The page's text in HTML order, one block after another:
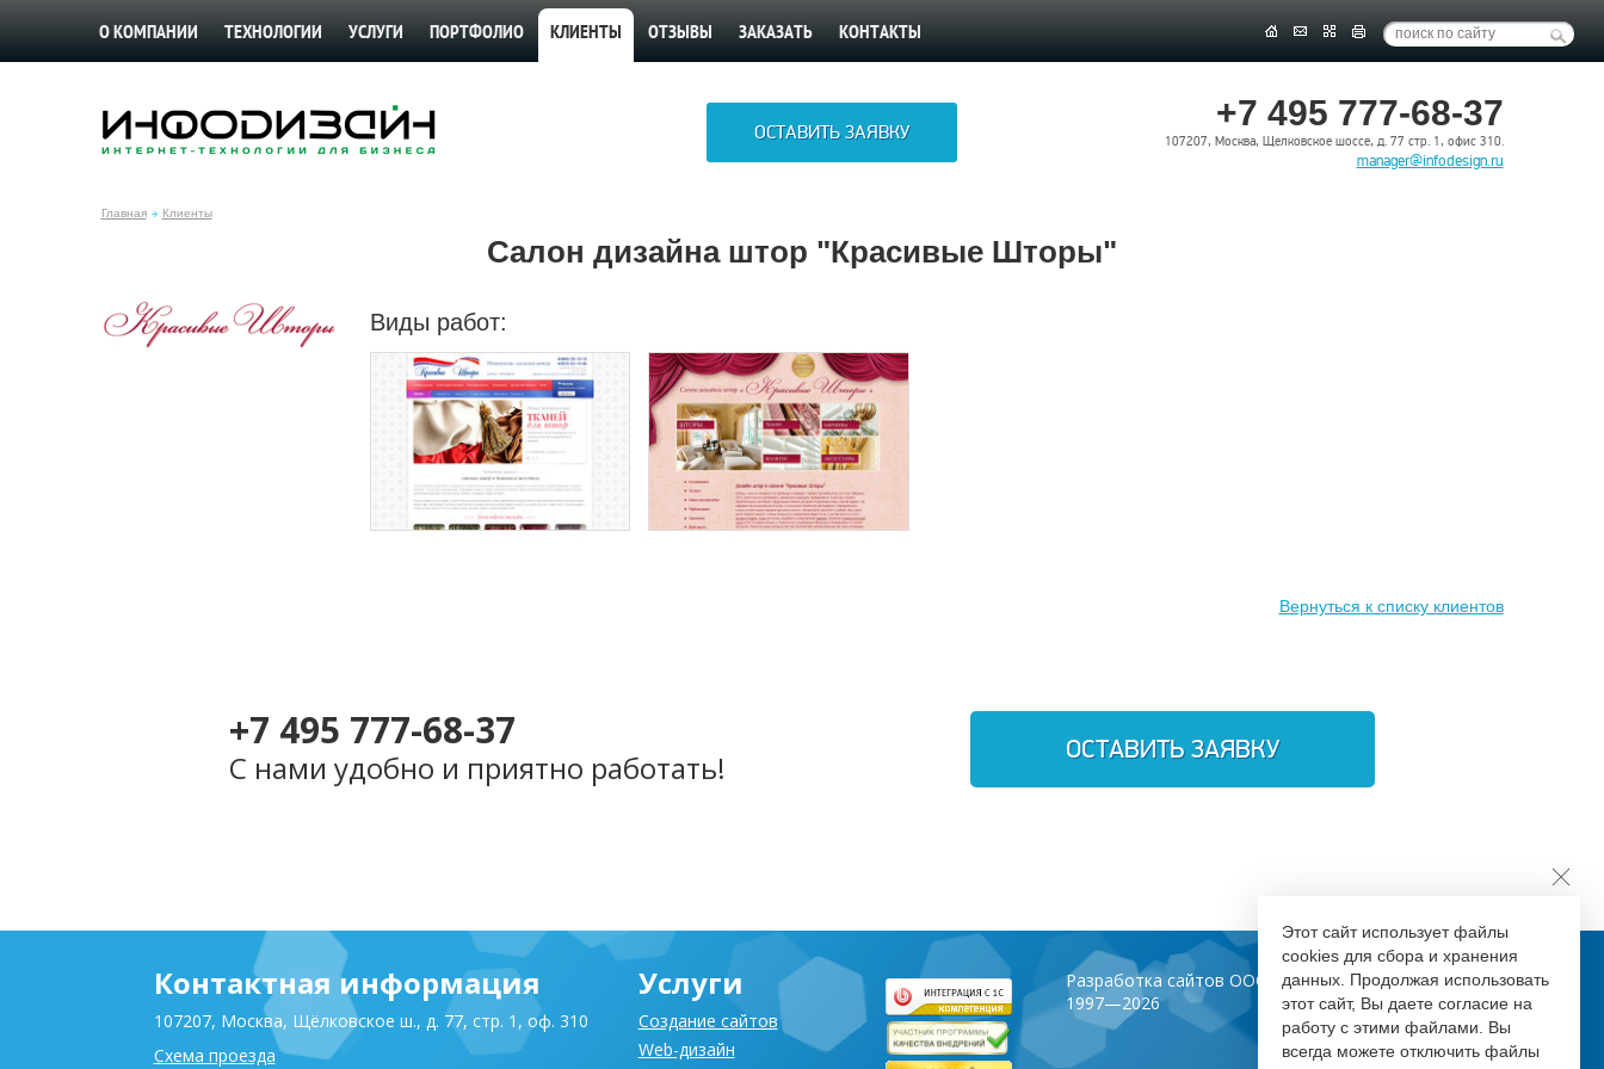
О КОМПАНИИ ТЕХНОЛОГИИ УСЛУГИ ПОРТФОЛИО КЛИЕНТЫ ОТЗЫВЫ ЗАКАЗАТЬ КОНТАКТЫ
+7 495 777-68-37
107207, Москва, Щелковское шоссе, д. 77 стр. 1, офис 310.
manager@infodesign.ru
ОСТАВИТЬ ЗАЯВКУ
Главная Клиенты
Салон дизайна штор "Красивые Шторы"
Виды работ:
Вернуться к списку клиентов
+7 495 777-68-37
С нами удобно и приятно работать! ОСТАВИТЬ ЗАЯВКУ
Контактная информация
107207, Москва, Щёлковское ш., д. 77, стр. 1, оф. 310
Схема проезда
Услуги
Создание сайтов
Web-дизайн
Разработка сайтов ООО «Инфодизайн»
1997—2026
Этот сайт использует файлы
cookies для сбора и хранения
данных. Продолжая использовать
этот сайт, Вы даете согласие на
работу с этими файлами. Вы
всегда можете отключить файлы